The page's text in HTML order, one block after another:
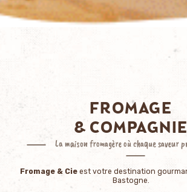
FROMAGE
& COMPAGNIE
La maison fromagère où chaque saveur
Fromage & Cie est votre destination
Bastogne.